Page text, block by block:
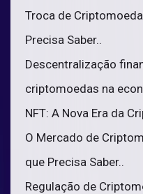
Troca de
Precisa Saber..
Descentralização
criptomoedas na
NFT: A Nova Era da
O Mercado de
que Precisa Saber..
Regulação de